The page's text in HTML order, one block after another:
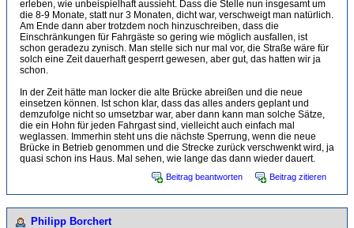
erleben, wie unbeispielhaft aussieht. Dass die Stelle nun insgesamt um
die 8-9 Monate, statt nur 3 Monaten, dicht war, verschweigt man natürlich.
Am Ende dann aber trotzdem noch hinzuschreiben, dass die
Einschränkungen für Fahrgäste so gering wie möglich ausfallen, ist
schon geradezu zynisch. Man stelle sich nur mal vor, die Straße wäre für
solch eine Zeit dauerhaft gesperrt gewesen, aber gut, das hatten wir ja
schon.
In der Zeit hätte man locker die alte Brücke abreißen und die neue
einsetzen können. Ist schon klar, dass das alles anders geplant und
demzufolge nicht so umsetzbar war, aber dann kann man solche Sätze,
die ein Hohn für jeden Fahrgast sind, vielleicht auch einfach mal
weglassen. Immerhin steht uns die nächste Sperrung, wenn die neue
Brücke in Betrieb genommen und die Strecke zurück verschwenkt wird, ja
quasi schon ins Haus. Mal sehen, wie lange das dann wieder dauert.
Beitrag beantworten Beitrag zitieren
Philipp Borchert